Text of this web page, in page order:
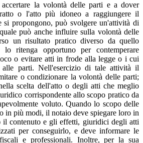
la volontà delle parti e a dover
o l'atto più idoneo a raggiungere il
si propongono, può svolgere un'attività di
può anche influire sulla volontà delle
un risultato pratico diverso da quello
ritenga opportuno per contemperare
o evitare atti in frode alla legge o i cui
parti. Nell'esercizio di tale attività il
o condizionare la volontà delle parti;
scelta dell'atto o degli atti che meglio
corrispondente allo scopo pratico da
voluto. Quando lo scopo delle
in più modi, il notaio deve spiegare loro in
il contenuto e gli effetti, giuridici degli atti
per conseguirlo, e deve informare le
e professionali. Inoltre, per la sua